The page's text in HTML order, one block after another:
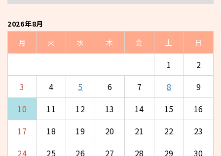
2026年8月
月
火 水 木 金 土 日
1
2
3
4 5 6 7 8
9
10
11 12 13 14 15
16
17
18 19 20 21 22
23
24
25 26 27 28 29
30